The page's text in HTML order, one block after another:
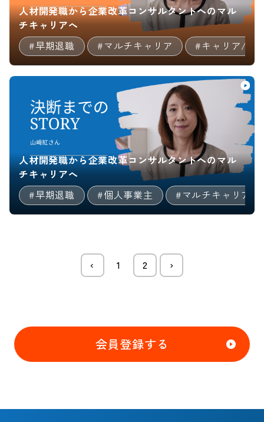
人材開発職から企業改革コンサルタントへのマル
チキャリアへ
#早期退職
#マルチキャリア #キャリア/教
人材開発職から企業改革コンサルタントへのマル
チキャリアへ
#早期退職
#個人事業主 #マルチキャリア
‹ 1 2 ›
会員登録する